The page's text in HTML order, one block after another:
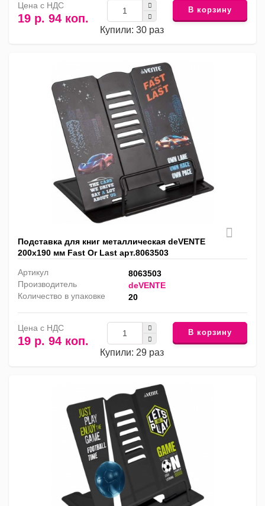
Цена с НДС
19 р. 94 коп.
Купили: 30 раз
В корзину
Подставка для книг металлическая deVENTE
200х190 мм Fast Or Last арт.8063503
Артикул
8063503
Производитель
deVENTE
Количество в упаковке
20
Цена с НДС
19 р. 94 коп.
Купили: 29 раз
В корзину